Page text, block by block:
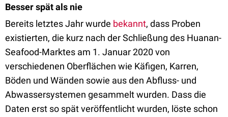
Besser spät als nie
Bereits letztes Jahr wurde bekannt, dass Proben
existierten, die kurz nach der Schließung des Huanan-
Seafood-Marktes am 1. Januar 2020 von
verschiedenen Oberflächen wie Käfigen, Karren,
Böden und Wänden sowie aus den Abfluss- und
Abwassersystemen gesammelt wurden. Dass die
Daten erst so spät veröffentlicht wurden, löste schon